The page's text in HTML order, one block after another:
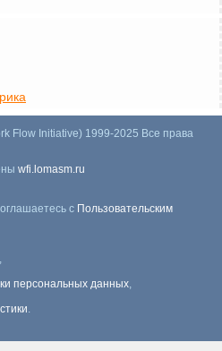
Flow Initiative) 1999-2025 Все права
wfi.lomasm.ru
с Пользовательским
,
персональных данных,
.